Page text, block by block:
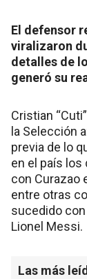
El defensor
viralizaron
detalles de
generó su
Cristian
la Selección
previa de lo
en el país los
con Curazao
entre otras
sucedido
Lionel Messi.
Las más